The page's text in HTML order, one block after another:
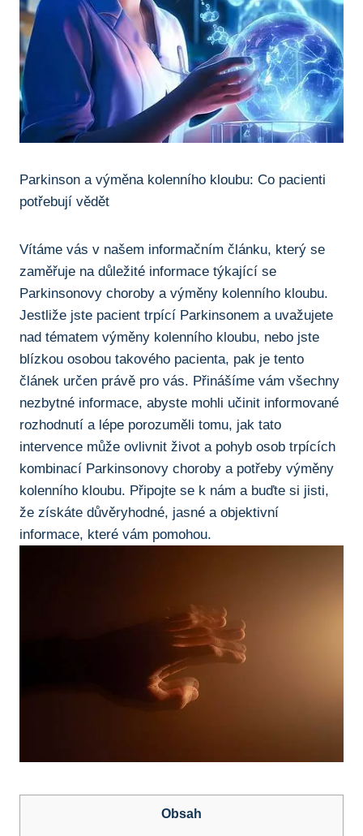
Parkinson a výměna kolenního⁢ kloubu: Co pacienti
potřebují vědět
Vítáme vás v našem informačním článku, který se
zaměřuje na důležité informace týkající‌ se
Parkinsonovy choroby a výměny kolenního kloubu.
Jestliže jste ⁣pacient trpící Parkinsonem⁣ a uvažujete
nad tématem‍ výměny kolenního kloubu, nebo jste
blízkou osobou takového pacienta, pak je tento​
článek určen právě pro vás. Přinášíme vám všechny⁣
nezbytné informace, abyste mohli učinit informované
rozhodnutí a lépe porozuměli tomu,⁢ jak tato
intervence může ovlivnit život a pohyb osob trpících
kombinací Parkinsonovy choroby⁣ a potřeby výměny
kolenního kloubu. Připojte se k nám a‌ buďte si jisti,
že získáte důvěryhodné, jasné a objektivní
informace, které vám pomohou.
Obsah